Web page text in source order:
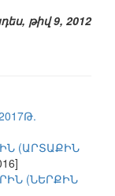
թիվ 9, 2012
(ԱՐՏԱՔԻՆ
(ՆԵՐՔԻՆ